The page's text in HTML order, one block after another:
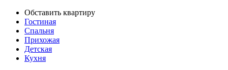
Обставить квартиру
Гостиная
Спальня
Прихожая
Детская
Кухня